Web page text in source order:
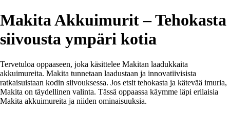
Makita Akkuimurit – Tehokasta
siivousta ympäri kotia
Tervetuloa oppaaseen, joka käsittelee Makitan laadukkaita
akkuimureita. Makita tunnetaan laadustaan ja innovatiivisista
ratkaisuistaan kodin siivouksessa. Jos etsit tehokasta ja kätevää imuria,
Makita on täydellinen valinta. Tässä oppaassa käymme läpi erilaisia
Makita akkuimureita ja niiden ominaisuuksia.